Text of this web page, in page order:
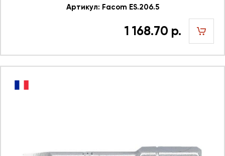
Артикул: Facom ES.206.5
1 168.70 р.